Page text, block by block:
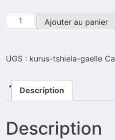
Ajouter au panier
UGS : kurus-tshiela-gaelle
Description
Description